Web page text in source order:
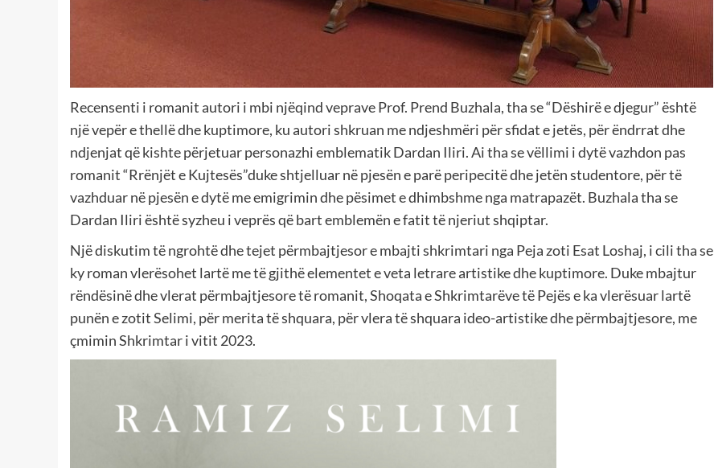
Recensenti i romanit autori i mbi njëqind veprave Prof. Prend Buzhala, tha se “Dëshirë e djegur” është
një vepër e thellë dhe kuptimore, ku autori shkruan me ndjeshmëri për sfidat e jetës, për ëndrrat dhe
ndjenjat që kishte përjetuar personazhi emblematik Dardan Iliri. Ai tha se vëllimi i dytë vazhdon pas
romanit “Rrënjët e Kujtesës”duke shtjelluar në pjesën e parë peripecitë dhe jetën studentore, për të
vazhduar në pjesën e dytë me emigrimin dhe pësimet e dhimbshme nga matrapazët. Buzhala tha se
Dardan Iliri është syzheu i veprës që bart emblemën e fatit të njeriut shqiptar.
Një diskutim të ngrohtë dhe tejet përmbajtjesor e mbajti shkrimtari nga Peja zoti Esat Loshaj, i cili tha se
ky roman vlerësohet lartë me të gjithë elementet e veta letrare artistike dhe kuptimore. Duke mbajtur
rëndësinë dhe vlerat përmbajtjesore të romanit, Shoqata e Shkrimtarëve të Pejës e ka vlerësuar lartë
punën e zotit Selimi, për merita të shquara, për vlera të shquara ideo-artistike dhe përmbajtjesore, me
çmimin Shkrimtar i vitit 2023.